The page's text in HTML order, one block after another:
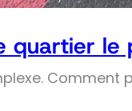
quartier
Comment